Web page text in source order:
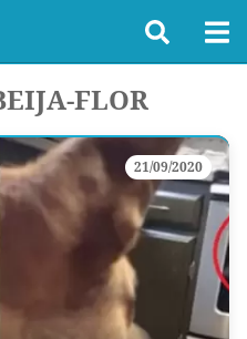
FLOR
21/09/2020